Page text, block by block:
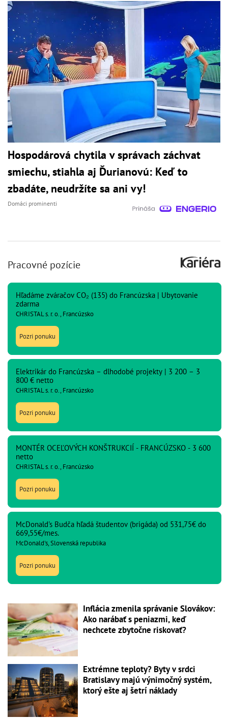
Hospodárová chytila v správach záchvat
smiechu, stiahla aj Ďurianovú: Keď to
zbadáte, neudržíte sa ani vy!
Domáci prominenti
Pracovné pozície
Hľadáme zváračov CO₂ (135) do Francúzska | Ubytovanie
zdarma
CHRISTAL s. r. o., Francúzsko
Pozri ponuku
Elektrikár do Francúzska – dlhodobé projekty | 3 200 – 3
800 € netto
CHRISTAL s. r. o., Francúzsko
Pozri ponuku
MONTÉR OCEĽOVÝCH KONŠTRUKCIÍ - FRANCÚZSKO - 3 600
netto
CHRISTAL s. r. o., Francúzsko
Pozri ponuku
McDonald's Budča hľadá študentov (brigáda) od 531,75€ do
669,55€/mes.
McDonald's, Slovenská republika
Pozri ponuku
Inflácia zmenila správanie Slovákov:
Ako narábať s peniazmi, keď
nechcete zbytočne riskovať?
Extrémne teploty? Byty v srdci
Bratislavy majú výnimočný systém,
ktorý ešte aj šetrí náklady